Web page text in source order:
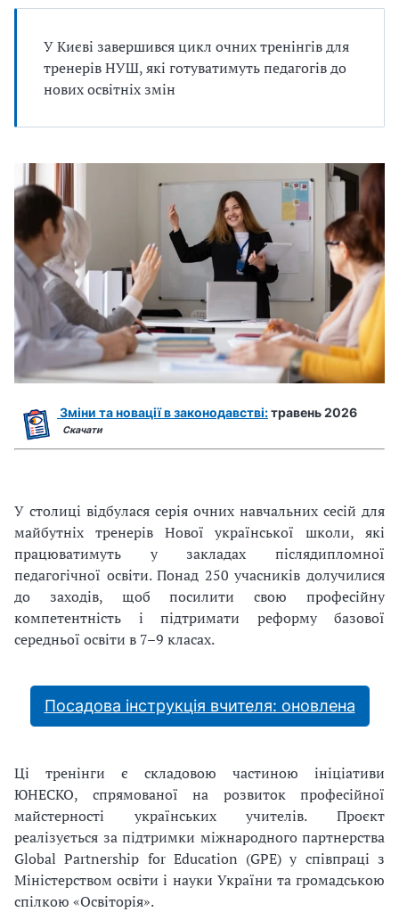
У Києві завершився цикл очних тренінгів для
тренерів НУШ, які готуватимуть педагогів до
нових освітніх змін
Зміни та новації в законодавстві:травень 2026
Скачати
У столиці відбулася серія очних навчальних сесій для
майбутніх тренерів Нової української школи, які
працюватимуть у закладах післядипломної
педагогічної освіти. Понад 250 учасників долучилися
до заходів, щоб посилити свою професійну
компетентність і підтримати реформу базової
середньої освіти в 7–9 класах.
Посадова інструкція вчителя: оновлена
Ці тренінги є складовою частиною ініціативи
ЮНЕСКО, спрямованої на розвиток професійної
майстерності українських учителів. Проєкт
реалізується за підтримки міжнародного партнерства
Global Partnership for Education (GPE) у співпраці з
Міністерством освіти і науки України та громадською
спілкою «Освіторія».